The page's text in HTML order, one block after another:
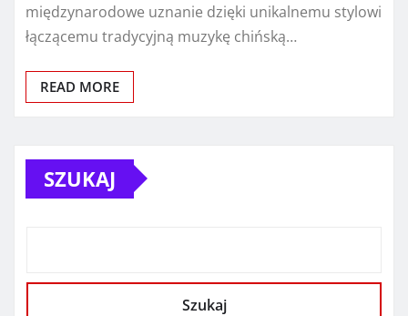
międzynarodowe uznanie dzięki unikalnemu stylowi
łączącemu tradycyjną muzykę chińską…
READ MORE
SZUKAJ
Szukaj